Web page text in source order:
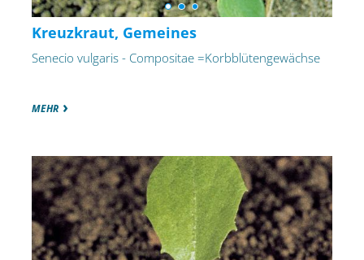
Kreuzkraut, Gemeines
Senecio vulgaris - Compositae =Korbblütengewächse
MEHR